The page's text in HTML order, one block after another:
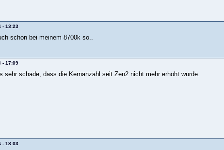
- 13:23
schon bei meinem 8700k so..
- 17:09
sehr schade, dass die Kernanzahl seit Zen2 nicht mehr erhöht wurde.
- 18:03